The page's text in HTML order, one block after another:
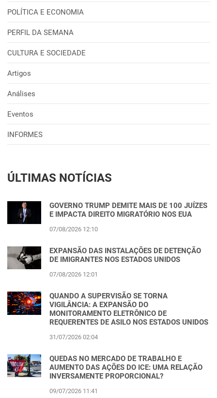
POLÍTICA E ECONOMIA
PERFIL DA SEMANA
CULTURA E SOCIEDADE
Artigos
Análises
Eventos
INFORMES
ÚLTIMAS NOTÍCIAS
GOVERNO TRUMP DEMITE MAIS DE 100 JUÍZES
E IMPACTA DIREITO MIGRATÓRIO NOS EUA
07/08/2026 12:10
EXPANSÃO DAS INSTALAÇÕES DE DETENÇÃO
DE IMIGRANTES NOS ESTADOS UNIDOS
07/08/2026 12:01
QUANDO A SUPERVISÃO SE TORNA
VIGILÂNCIA: A EXPANSÃO DO
MONITORAMENTO ELETRÔNICO DE
REQUERENTES DE ASILO NOS ESTADOS UNIDOS
31/07/2026 02:04
QUEDAS NO MERCADO DE TRABALHO E
AUMENTO DAS AÇÕES DO ICE: UMA RELAÇÃO
INVERSAMENTE PROPORCIONAL?
09/07/2026 11:41